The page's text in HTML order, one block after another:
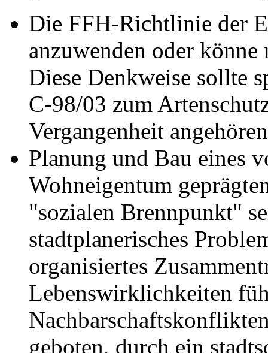
Die FFH-Richtlinie der
anzuwenden oder
Diese Denkweise sollte
C-98/03 zum
Vergangenheit
Planung und Bau eines
Wohneigentum
"sozialen Brennpunkt"
stadtplanerisches
organisiertes
Lebenswirklichkeiten
geboten, durch ein